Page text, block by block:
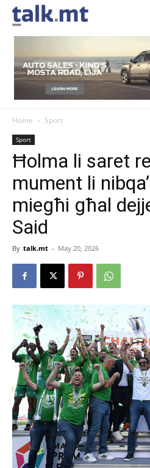
Home Sport
Sport
Ħolma li saret
mument li
miegħi għal
Said
By talk.mt - May 20, 2026